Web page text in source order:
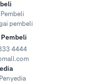
pembeli
Pembeli
4444